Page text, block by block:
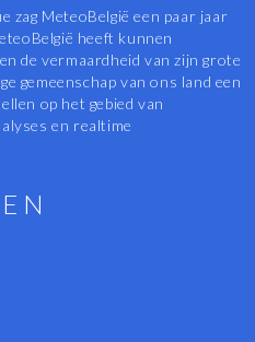
zag MeteoBelgië een paar jaar
heeft kunnen
de vermaardheid van zijn grote
gemeenschap van ons land een
op het gebied van
en realtime